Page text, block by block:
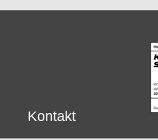
Kontakt